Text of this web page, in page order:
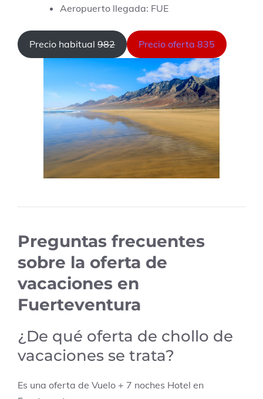
Aeropuerto llegada: FUE
Precio habitual 982 Precio oferta 835
Preguntas frecuentes
sobre la oferta de
vacaciones en
Fuerteventura
¿De qué oferta de chollo de
vacaciones se trata?
Es una oferta de Vuelo + 7 noches Hotel en